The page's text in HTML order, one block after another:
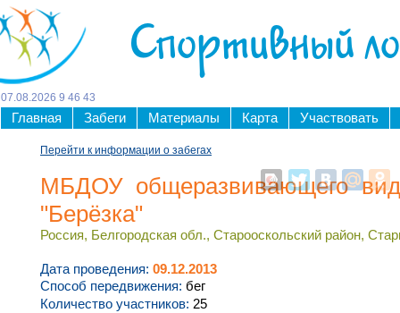
Спортивный
07 08 2026 9 46 43
Главная Забеги Материалы Карта Участвовать
Перейти к информации о забегах
МБДОУ общеразвивающего
"Берёзка"
Россия, Белгородская обл., Старооскольский район,
Дата проведения: 09.12.2013
Способ передвижения: бег
Количество участников: 25